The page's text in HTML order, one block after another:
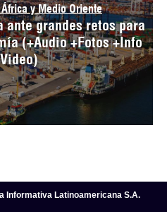
y Medio Oriente
ante grandes retos para
(+Audio +Fotos +Info
Informativa Latinoamericana S.A.